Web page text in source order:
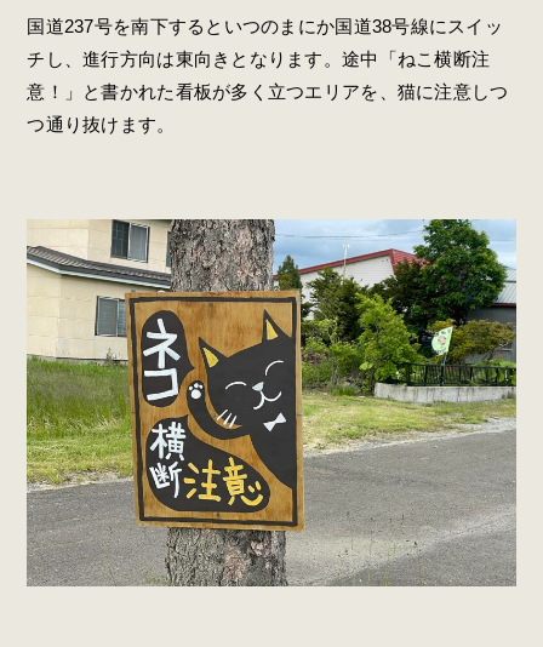
国道237号を南下するといつのまにか国道38号線にスイッ
チし、進行方向は東向きとなります。途中「ねこ横断注
意！」と書かれた看板が多く立つエリアを、猫に注意しつ
つ通り抜けます。